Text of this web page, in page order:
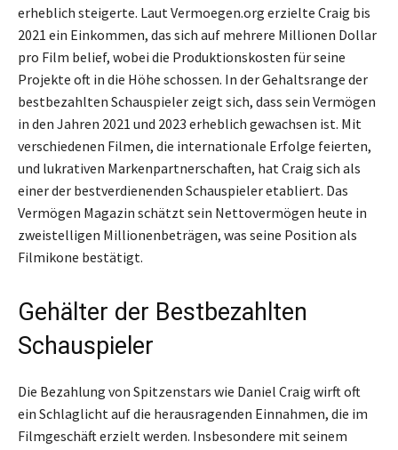
erheblich steigerte. Laut Vermoegen.org erzielte Craig bis
2021 ein Einkommen, das sich auf mehrere Millionen Dollar
pro Film belief, wobei die Produktionskosten für seine
Projekte oft in die Höhe schossen. In der Gehaltsrange der
bestbezahlten Schauspieler zeigt sich, dass sein Vermögen
in den Jahren 2021 und 2023 erheblich gewachsen ist. Mit
verschiedenen Filmen, die internationale Erfolge feierten,
und lukrativen Markenpartnerschaften, hat Craig sich als
einer der bestverdienenden Schauspieler etabliert. Das
Vermögen Magazin schätzt sein Nettovermögen heute in
zweistelligen Millionenbeträgen, was seine Position als
Filmikone bestätigt.
Gehälter der Bestbezahlten
Schauspieler
Die Bezahlung von Spitzenstars wie Daniel Craig wirft oft
ein Schlaglicht auf die herausragenden Einnahmen, die im
Filmgeschäft erzielt werden. Insbesondere mit seinem